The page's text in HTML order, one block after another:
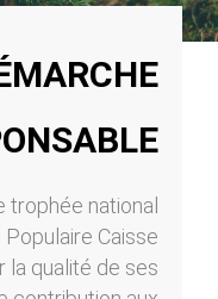
trophée national
Populaire Caisse
la qualité de ses